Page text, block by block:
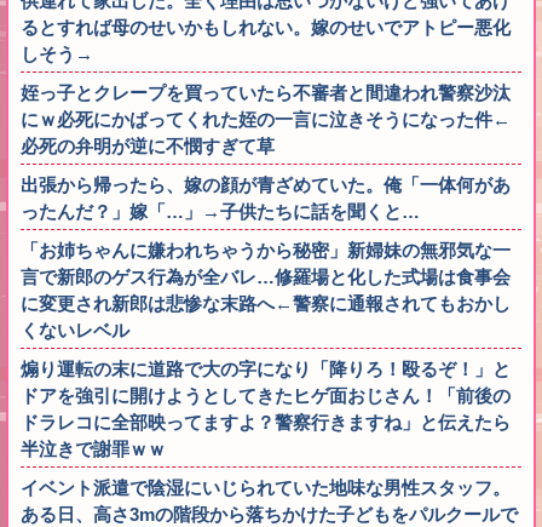
るとすれば母のせいかもしれない。嫁のせいでアトピー悪化
しそう→
姪っ子とクレープを買っていたら不審者と間違われ警察沙汰
にｗ必死にかばってくれた姪の一言に泣きそうになった件←
必死の弁明が逆に不憫すぎて草
出張から帰ったら、嫁の顔が青ざめていた。俺「一体何があ
ったんだ？」嫁「…」→子供たちに話を聞くと…
「お姉ちゃんに嫌われちゃうから秘密」新婦妹の無邪気な一
言で新郎のゲス行為が全バレ…修羅場と化した式場は食事会
に変更され新郎は悲惨な末路へ←警察に通報されてもおかし
くないレベル
煽り運転の末に道路で大の字になり「降りろ！殴るぞ！」と
ドアを強引に開けようとしてきたヒゲ面おじさん！「前後の
ドラレコに全部映ってますよ？警察行きますね」と伝えたら
半泣きで謝罪ｗｗ
イベント派遣で陰湿にいじられていた地味な男性スタッフ。
ある日、高さ3mの階段から落ちかけた子どもをパルクールで